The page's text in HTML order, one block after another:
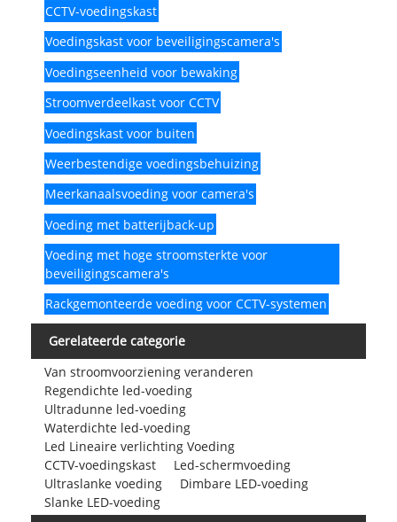
CCTV-voedingskast
Voedingskast voor beveiligingscamera's
Voedingseenheid voor bewaking
Stroomverdeelkast voor CCTV
Voedingskast voor buiten
Weerbestendige voedingsbehuizing
Meerkanaalsvoeding voor camera's
Voeding met batterijback-up
Voeding met hoge stroomsterkte voor
beveiligingscamera's
Rackgemonteerde voeding voor CCTV-systemen
Gerelateerde categorie
Van stroomvoorziening veranderen
Regendichte led-voeding
Ultradunne led-voeding
Waterdichte led-voeding
Led Lineaire verlichting Voeding
CCTV-voedingskast
Led-schermvoeding
Ultraslanke voeding
Dimbare LED-voeding
Slanke LED-voeding